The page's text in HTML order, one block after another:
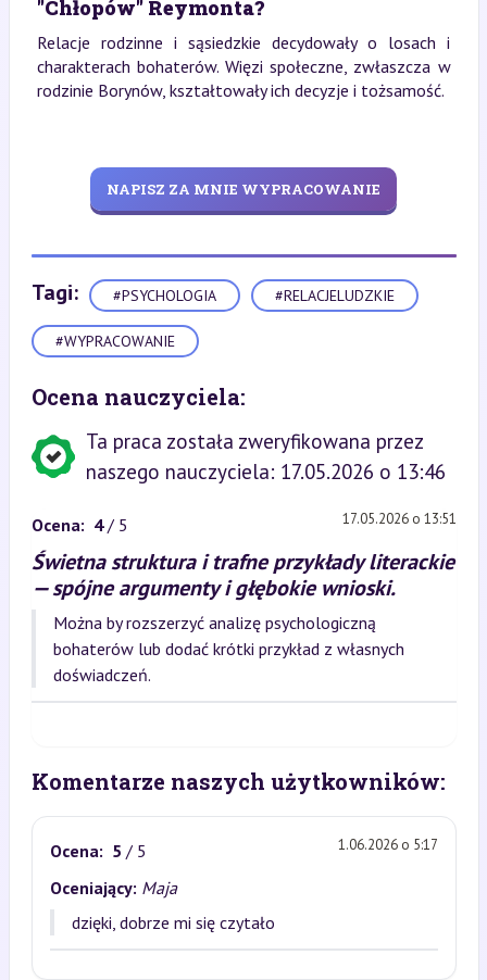
"Chłopów" Reymonta?
Relacje rodzinne i sąsiedzkie decydowały o losach i
charakterach bohaterów. Więzi społeczne, zwłaszcza w
rodzinie Borynów, kształtowały ich decyzje i tożsamość.
NAPISZ ZA MNIE WYPRACOWANIE
Tagi: #PSYCHOLOGIA #RELACJELUDZKIE
#WYPRACOWANIE
Ocena nauczyciela:
Ta praca została zweryfikowana przez
naszego nauczyciela: 17.05.2026 o 13:46
Ocena: 4 / 5 17.05.2026 o 13:51
Świetna struktura i trafne przykłady literackie
— spójne argumenty i głębokie wnioski.
Można by rozszerzyć analizę psychologiczną
bohaterów lub dodać krótki przykład z własnych
doświadczeń.
Komentarze naszych użytkowników:
Ocena: 5 / 5 1.06.2026 o 5:17
Oceniający: Maja
dzięki, dobrze mi się czytało